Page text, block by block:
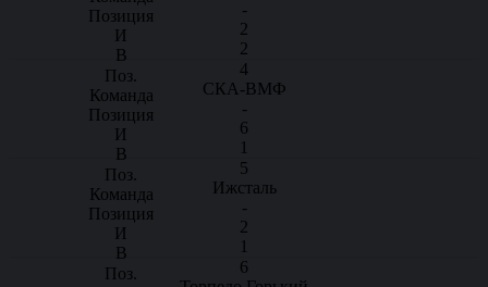
-
2
2
4
СКА-ВМФ
-
6
1
5
Ижсталь
-
2
1
6